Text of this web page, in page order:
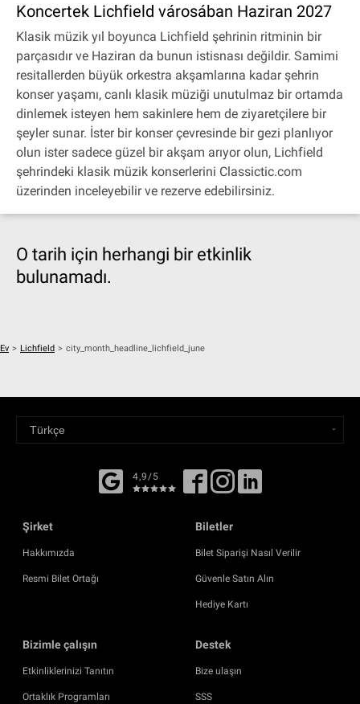
Koncertek Lichfield városában Haziran 2027
Klasik müzik yıl boyunca Lichfield şehrinin ritminin bir
parçasıdır ve Haziran da bunun istisnası değildir. Samimi
resitallerden büyük orkestra akşamlarına kadar şehrin
konser yaşamı, canlı klasik müziği unutulmaz bir ortamda
dinlemek isteyen hem sakinlere hem de ziyaretçilere bir
şeyler sunar. İster bir konser çevresinde bir gezi planlıyor
olun ister sadece güzel bir akşam arıyor olun, Lichfield
şehrindeki klasik müzik konserlerini Classictic.com
üzerinden inceleyebilir ve rezerve edebilirsiniz.
O tarih için herhangi bir etkinlik
bulunamadı.
Ev > Lichfield > city_month_headline_lichfield_june
4,9/5
Şirket
Hakkımızda
Resmi Bilet Ortağı
Biletler
Bilet Siparişi Nasıl Verilir
Güvenle Satın Alın
Hediye Kartı
Bizimle çalışın
Etkinliklerinizi Tanıtın
Ortaklık Programları
Destek
Bize ulaşın
SSS